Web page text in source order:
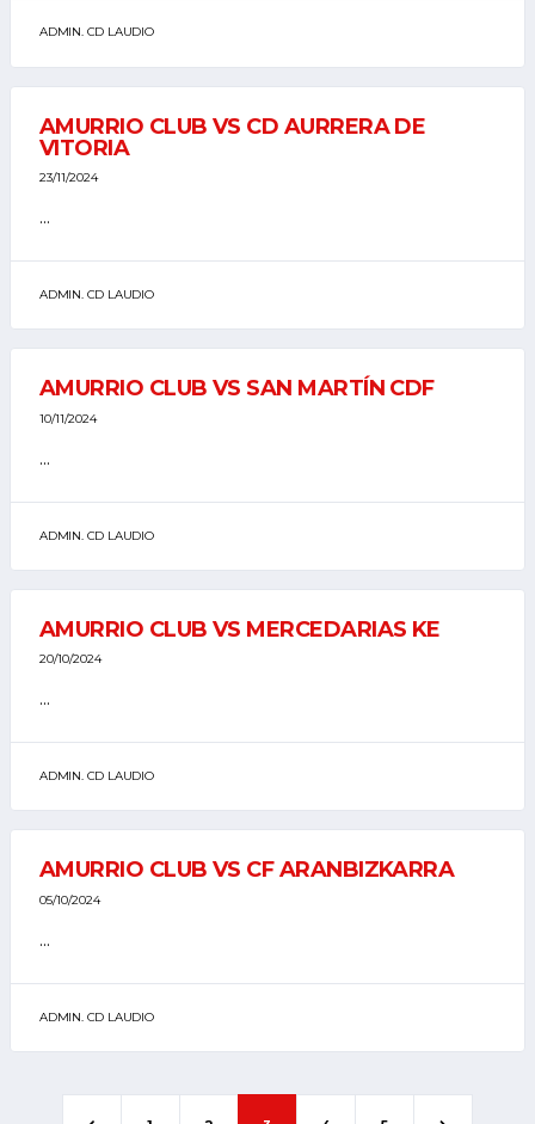
ADMIN. CD LAUDIO
AMURRIO CLUB VS CD AURRERA DE
VITORIA
23/11/2024
...
ADMIN. CD LAUDIO
AMURRIO CLUB VS SAN MARTÍN CDF
10/11/2024
...
ADMIN. CD LAUDIO
AMURRIO CLUB VS MERCEDARIAS KE
20/10/2024
...
ADMIN. CD LAUDIO
AMURRIO CLUB VS CF ARANBIZKARRA
05/10/2024
...
ADMIN. CD LAUDIO